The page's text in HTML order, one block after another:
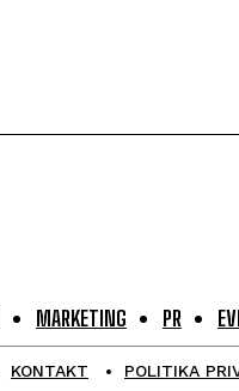
MARKETING PR
KONTAKT POLITIKA